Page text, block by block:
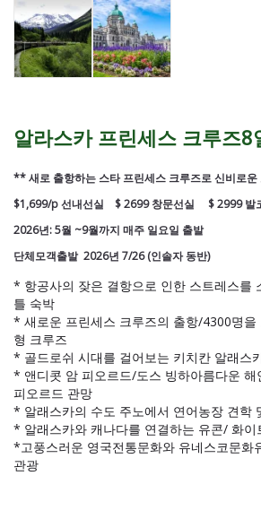
알라스카 프린세스 크루즈8
** 새로 출항하는 스타 프린세스 크루즈로 신비로
$1,699/p 선내선실 $ 2699 창문선실 $ 2999 발
2026년: 5월 ~9월까지 매주 일요일 출발
단체모객출발 2026년 7/26 (인솔자 동반)
* 항공사의 잦은 결항으로 인한 스트레스를
틀 숙박
* 새로운 프린세스 크루즈의 출항/4300명을
형 크루즈
* 골드로쉬 시대를 걸어보는 키치칸 알래스
* 앤디콧 암 피오르드/도스 빙하아름다운 해
피오르드 관망
* 알래스카의 수도 주노에서 연어농장 견학
* 알래스카와 캐나다를 연결하는 유콘/ 화이
*고풍스러운 영국전통문화와 유네스코문화
관광